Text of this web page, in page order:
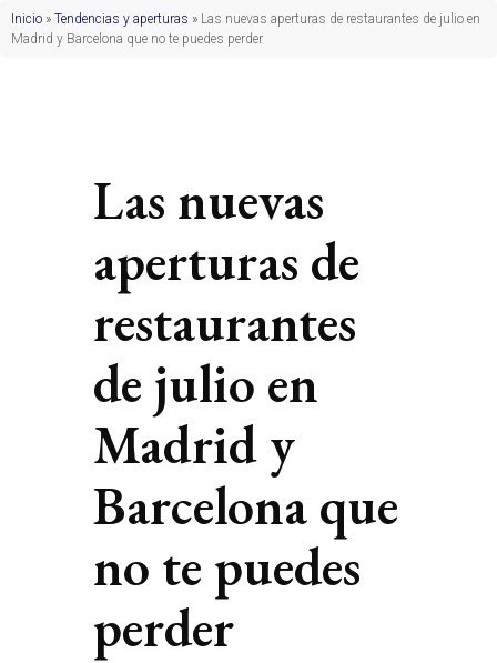
Inicio » Tendencias y aperturas » Las nuevas aperturas de restaurantes de julio en
Madrid y Barcelona que no te puedes perder
Las nuevas
aperturas de
restaurantes
de julio en
Madrid y
Barcelona que
no te puedes
perder